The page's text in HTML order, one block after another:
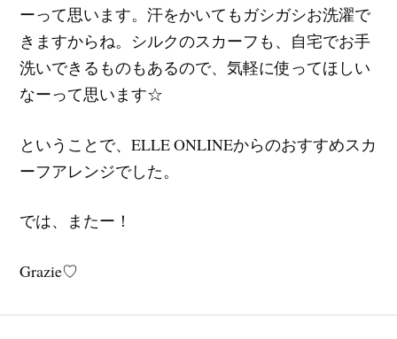
ーって思います。汗をかいてもガシガシお洗濯で
きますからね。シルクのスカーフも、自宅でお手
洗いできるものもあるので、気軽に使ってほしい
なーって思います☆
ということで、ELLE ONLINEからのおすすめスカ
ーフアレンジでした。
では、またー！
Grazie♡